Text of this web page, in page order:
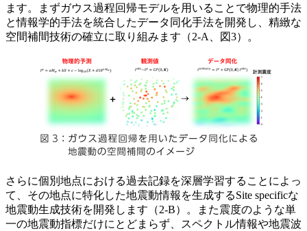
ます。まずガウス過程回帰モデルを用いることで物理的手法
と情報学的手法を統合したデータ同化手法を開発し、精緻な
空間補間技術の確立に取り組みます（2-A、図3）。
さらに個別地点における過去記録を深層学習することによっ
て、その地点に特化した地震動情報を生成するSite specificな
地震動生成技術を開発します（2-B）。また震度のような単
一の地震動指標だけにとどまらず、スペクトル情報や地震波